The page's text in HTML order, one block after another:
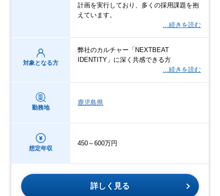
計画を実行しており、多くの採用課題を抱
えています。
…続きを読む
対象となる方
弊社のカルチャー「NEXTBEAT
IDENTITY」に深く共感できる方
…続きを読む
勤務地
鹿児島県
想定年収
450～600万円
詳しく見る